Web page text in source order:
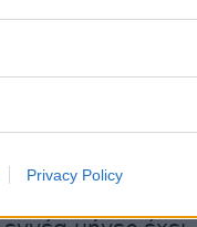
Privacy Policy
με
μαζί
του